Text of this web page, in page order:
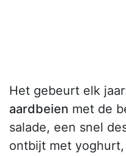
Het gebeurt elk
aardbeien met de
salade, een snel
ontbijt met